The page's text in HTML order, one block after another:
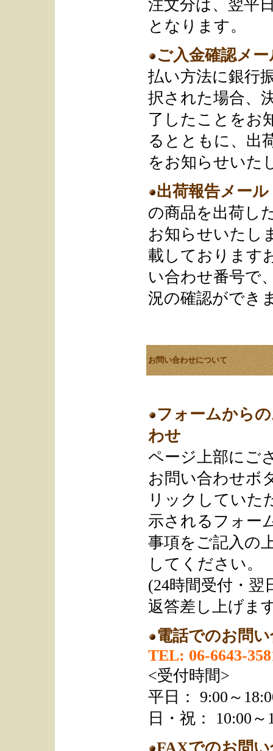
注文分は、翌平
となります。
ご入金確認メー
払い方法に銀行
択された場合、
了したことをお
るとともに、出
をお知らせいた
出荷報告メール
の商品を出荷し
お知らせいたし
載しております
い合わせ番号で
況の確認ができ
お問い合わせについて
フォームから
わせ
ページ上部にご
お問い合わせボ
リックしていた
示されるフォー
事項をご記入の
してください。
(24時間受付・翌
返答差し上げま
電話でのお問
TEL: 06-6643-
<受付時間>
平日： 9:00～
日・祝： 10:00～